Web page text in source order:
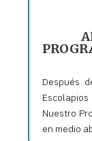
Después
Nuestro
en medio